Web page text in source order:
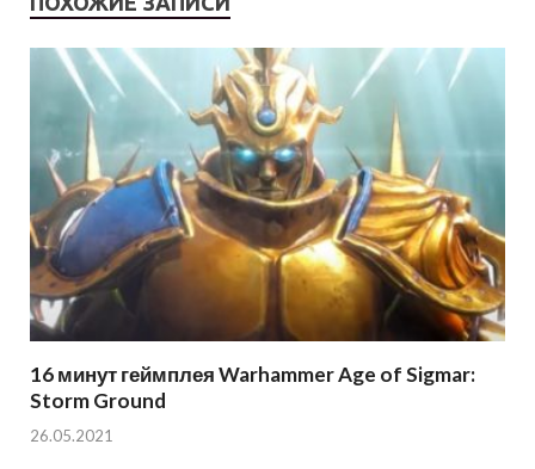
16 минут геймплея Warhammer Age of Sigmar:
Storm Ground
26.05.2021